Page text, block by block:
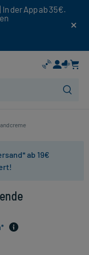
der App ab 35€.
ab 19€